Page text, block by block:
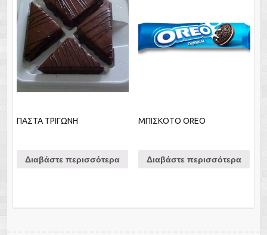
ΠΑΣΤΑ ΤΡΙΓΩΝΗ
Διαβάστε περισσότερα
ΜΠΙΣΚΟΤΟ OREO
Διαβάστε περισσότερα